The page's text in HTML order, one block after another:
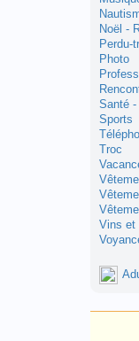
Noël -
Perdu-
Photo
Santé
Sports
Troc
Vins et